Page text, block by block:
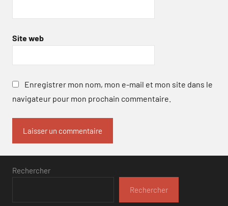
Site web
Enregistrer mon nom, mon e-mail et mon site dans le
navigateur pour mon prochain commentaire.
Rechercher
Rechercher